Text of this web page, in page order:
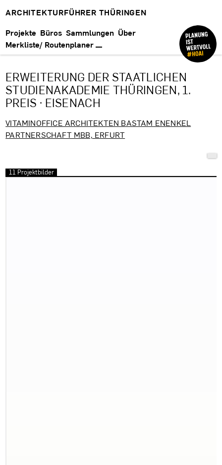
ARCHITEKTURFÜHRER THÜRINGEN
Projekte Büros Sammlungen Über
Merkliste/ Routenplaner
ERWEITERUNG DER STAATLICHEN
STUDIENAKADEMIE THÜRINGEN, 1.
PREIS · EISENACH
VITAMINOFFICE ARCHITEKTEN BASTAM ENENKEL
PARTNERSCHAFT MBB, ERFURT
11 Projektbilder